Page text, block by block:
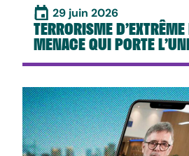
29 juin 2026
TERRORISME
MENACE QUI PORTE